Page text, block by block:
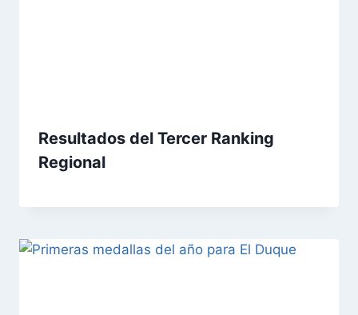
Resultados del Tercer Ranking
Regional